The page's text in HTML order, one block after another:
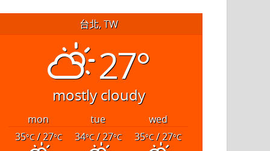
台北, TW
27°
mostly cloudy
mon tue
wed
35°C/ 27°C 34°C/ 27°C 35°C/ 27°C